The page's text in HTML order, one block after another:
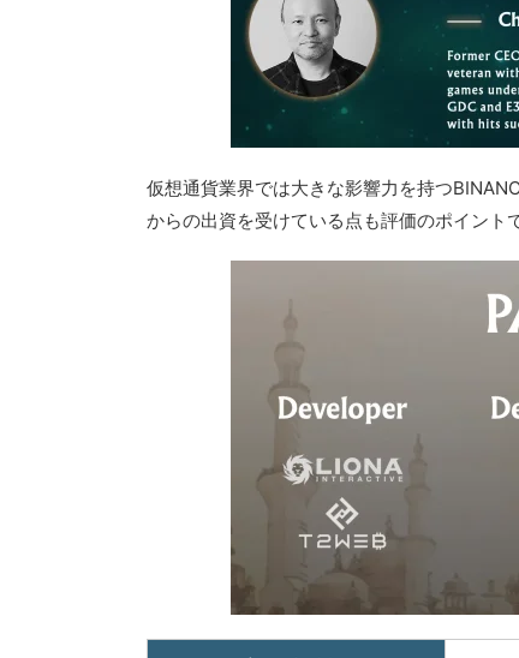
仮想通貨業界では大きな影響力を持つ
からの出資を受けている点も評価のポイントで